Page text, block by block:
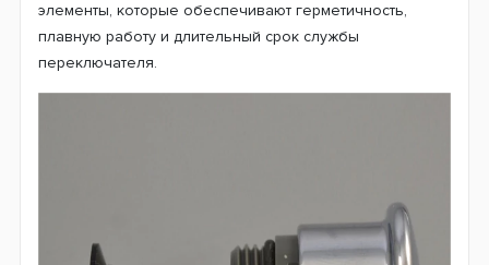
элементы, которые обеспечивают герметичность,
плавную работу и длительный срок службы
переключателя.